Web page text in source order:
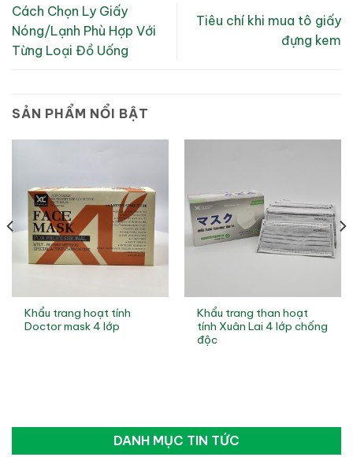
Cách Chọn Ly Giấy
Nóng/Lạnh Phù Hợp Với
Từng Loại Đồ Uống
Tiêu chí khi mua tô giấy
đựng kem
SẢN PHẨM NỔI BẬT
Khẩu trang hoạt tính
Doctor mask 4 lớp
Khẩu trang than hoạt
tính Xuân Lai 4 lớp chống
độc
DANH MỤC TIN TỨC